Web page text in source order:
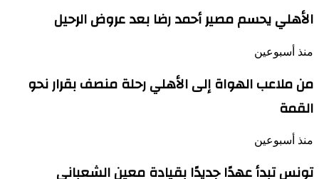
الأهلي يحسم مصير أحمد رضا بعد عروض الرحيل
منذ أسبوعين
من ملاعب الهواة إلى الأهلي رحلة منصف بقرار نحو
القمة
منذ أسبوعين
تونس تبدأ عهدًا جديدًا بقيادة معين الشعباني